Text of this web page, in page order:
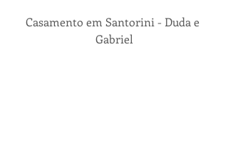
Casamento em Santorini - Duda e
Gabriel